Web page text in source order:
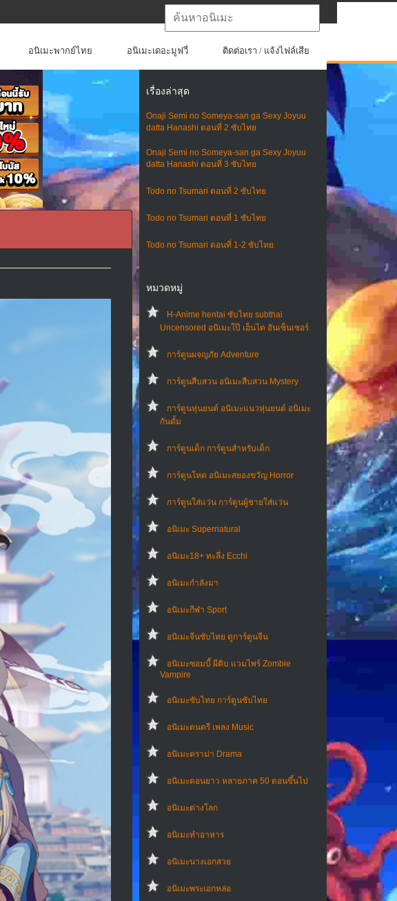
อนิเมะพากย์ไทย อนิเมะเดอะมูฟวี่ ติดต่อเรา / แจ้งไฟล์เสีย
เรื่องล่าสุด
Onaji Semi no Someya-san ga Sexy Joyuu
datta Hanashi ตอนที่ 2 ซับไทย
Onaji Semi no Someya-san ga Sexy Joyuu
datta Hanashi ตอนที่ 3 ซับไทย
Todo no Tsumari ตอนที่ 2 ซับไทย
Todo no Tsumari ตอนที่ 1 ซับไทย
Todo no Tsumari ตอนที่ 1-2 ซับไทย
หมวดหมู่
H-Anime hentai ซับไทย subthai
Uncensored อนิเมะโป๊ เฮ็นไต อันเซ็นเซอร์
การ์ตูนผจญภัย Adventure
การ์ตูนสืบสวน อนิเมะสืบสวน Mystery
การ์ตูนหุ่นยนต์ อนิเมะแนวหุ่นยนต์ อนิเมะ
กันดั้ม
การ์ตูนเด็ก การ์ตูนสำหรับเด็ก
การ์ตูนโหด อนิเมะสยองขวัญ Horror
การ์ตูนใส่แว่น การ์ตูนผู้ชายใส่แว่น
อนิเมะ Supernatural
อนิเมะ18+ ทะลึ่ง Ecchi
อนิเมะกำลังมา
อนิเมะกีฬา Sport
อนิเมะจีนซับไทย ดูการ์ตูนจีน
อนิเมะซอมบี้ ผีดิบ แวมไพร์ Zombie
Vampire
อนิเมะซับไทย การ์ตูนซับไทย
อนิเมะดนตรี เพลง Music
อนิเมะดราม่า Drama
อนิเมะตอนยาว หลายภาค 50 ตอนขึ้นไป
อนิเมะต่างโลก
อนิเมะทําอาหาร
อนิเมะนางเอกสวย
อนิเมะพระเอกหล่อ